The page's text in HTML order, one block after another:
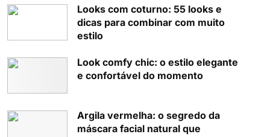
Looks com coturno: 55 looks e
dicas para combinar com muito
estilo
Look comfy chic: o estilo elegante
e confortável do momento
Argila vermelha: o segredo da
máscara facial natural que